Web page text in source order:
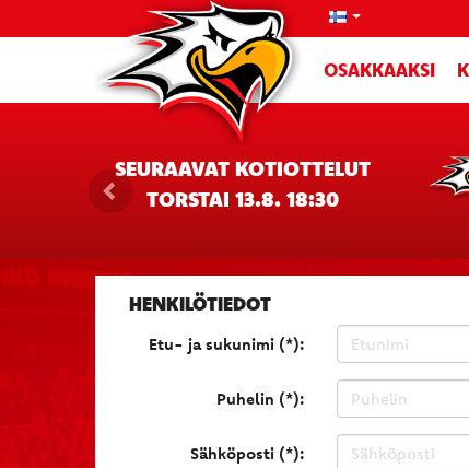
OSAKKAAKSI
SEURAAVAT KOTIOTTELUT
TORSTAI 13.8. 18:30
HENKILÖTIEDOT
Etu- ja sukunimi (*):
Puhelin (*):
Sähköposti (*):